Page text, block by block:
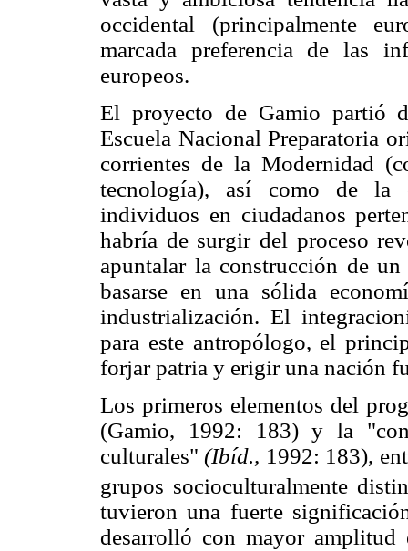
occidental (principalmente
marcada preferencia de las
europeos.
El proyecto de Gamio partió
Escuela Nacional Preparatoria
corrientes de la Modernidad
tecnología), así como de la
individuos en ciudadanos
habría de surgir del proceso
apuntalar la construcción de
basarse en una sólida
industrialización. El
para este antropólogo, el
forjar patria y erigir una nación
Los primeros elementos del
(Gamio, 1992: 183) y la
culturales"(Ibíd., 1992: 183),
grupos socioculturalmente
tuvieron una fuerte
desarrolló con mayor amplitud